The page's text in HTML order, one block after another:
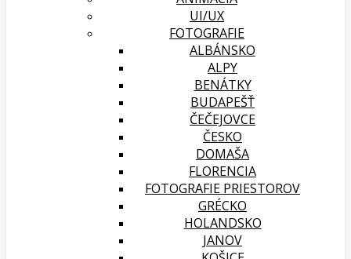
UI/UX
FOTOGRAFIE
ALBÁNSKO
ALPY
BENÁTKY
BUDAPEŠŤ
ČEČEJOVCE
ČESKO
DOMAŠA
FLORENCIA
FOTOGRAFIE PRIESTOROV
GRÉCKO
HOLANDSKO
JANOV